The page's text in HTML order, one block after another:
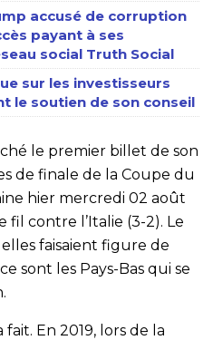
accusé de corruption
payant à ses
social Truth Social
sur les investisseurs
le soutien de son conseil
le premier billet de son
de finale de la Coupe du
hier mercredi 02 août
fil contre l’Italie (3-2). Le
faisaient figure de
sont les Pays-Bas qui se
fait. En 2019, lors de la